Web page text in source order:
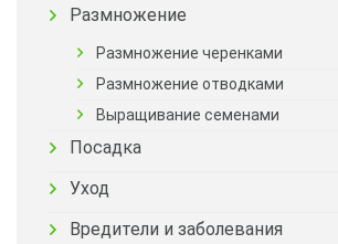
Размножение
Размножение черенками
Размножение отводками
Выращивание семенами
Посадка
Уход
Вредители и заболевания